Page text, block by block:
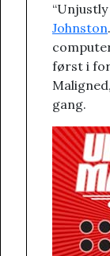
Johnston
først i
gang.